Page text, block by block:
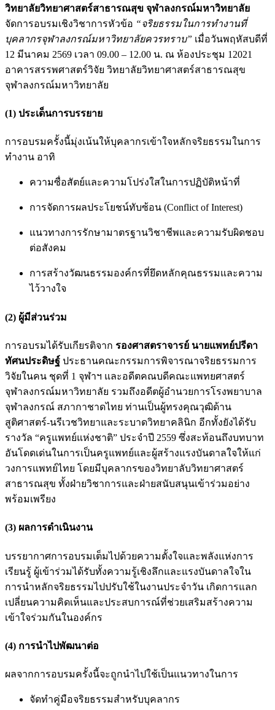
วิทยาลัยวิทยาศาสตร์สาธารณสุข จุฬาลงกรณ์มหาวิทยาลัย
จัดการอบรมเชิงวิชาการหัวข้อ “จริยธรรมในการทำงานที่
บุคลากรจุฬาลงกรณ์มหาวิทยาลัยควรทราบ” เมื่อวันพฤหัสบดีที่
12 มีนาคม 2569 เวลา 09.00 – 12.00 น. ณ ห้องประชุม 12021
อาคารสรรพศาสตร์วิจัย วิทยาลัยวิทยาศาสตร์สาธารณสุข
จุฬาลงกรณ์มหาวิทยาลัย
(1) ประเด็นการบรรยาย
การอบรมครั้งนี้มุ่งเน้นให้บุคลากรเข้าใจหลักจริยธรรมในการ
ทำงาน อาทิ
ความซื่อสัตย์และความโปร่งใสในการปฏิบัติหน้าที่
การจัดการผลประโยชน์ทับซ้อน (Conflict of Interest)
แนวทางการรักษามาตรฐานวิชาชีพและความรับผิดชอบ
ต่อสังคม
การสร้างวัฒนธรรมองค์กรที่ยึดหลักคุณธรรมและความ
ไว้วางใจ
(2) ผู้มีส่วนร่วม
การอบรมได้รับเกียรติจาก รองศาสตราจารย์ นายแพทย์ปรีดา
ทัศนประดิษฐ์ ประธานคณะกรรมการพิจารณาจริยธรรมการ
วิจัยในคน ชุดที่ 1 จุฬาฯ และอดีตคณบดีคณะแพทยศาสตร์
จุฬาลงกรณ์มหาวิทยาลัย รวมถึงอดีตผู้อำนวยการโรงพยาบาล
จุฬาลงกรณ์ สภากาชาดไทย ท่านเป็นผู้ทรงคุณวุฒิด้าน
สูติศาสตร์-นรีเวชวิทยาและระบาดวิทยาคลินิก อีกทั้งยังได้รับ
รางวัล “ครูแพทย์แห่งชาติ” ประจำปี 2559 ซึ่งสะท้อนถึงบทบาท
อันโดดเด่นในการเป็นครูแพทย์และผู้สร้างแรงบันดาลใจให้แก่
วงการแพทย์ไทย โดยมีบุคลากรของวิทยาลับวิทยาศาสตร์
สาธารณสุข ทั้งฝ่ายวิชาการและฝ่ายสนับสนุนเข้าร่วมอย่าง
พร้อมเพรียง
(3) ผลการดำเนินงาน
บรรยากาศการอบรมเต็มไปด้วยความตั้งใจและพลังแห่งการ
เรียนรู้ ผู้เข้าร่วมได้รับทั้งความรู้เชิงลึกและแรงบันดาลใจใน
การนำหลักจริยธรรมไปปรับใช้ในงานประจำวัน เกิดการแลก
เปลี่ยนความคิดเห็นและประสบการณ์ที่ช่วยเสริมสร้างความ
เข้าใจร่วมกันในองค์กร
(4) การนำไปพัฒนาต่อ
ผลจากการอบรมครั้งนี้จะถูกนำไปใช้เป็นแนวทางในการ
จัดทำคู่มือจริยธรรมสำหรับบุคลากร